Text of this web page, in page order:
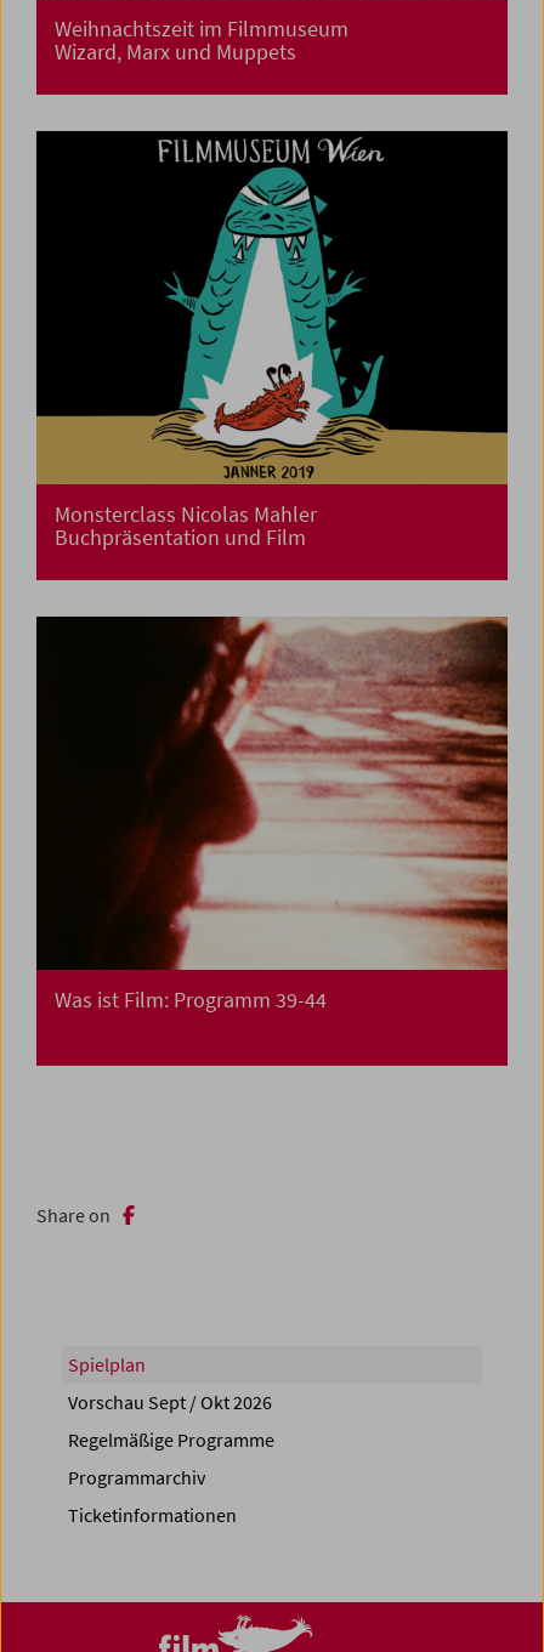
Weihnachtszeit im Filmmuseum
Wizard, Marx und Muppets
Monsterclass Nicolas Mahler
Buchpräsentation und Film
Was ist Film: Programm 39-44
Share on
Spielplan
Vorschau Sept / Okt 2026
Regelmäßige Programme
Programmarchiv
Ticketinformationen